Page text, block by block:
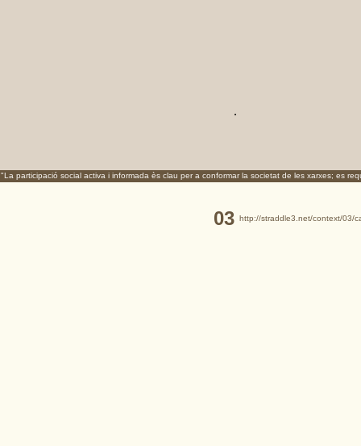
.
"La participació social activa i informada ès clau per a conformar la societat de les xarxes; es
03 http://straddle3.net/context/03/